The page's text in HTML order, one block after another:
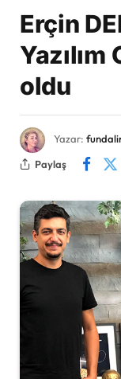
Erçin
oldu
Yazar:
Paylaş